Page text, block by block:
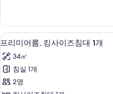
모
두
보
기
세
히
보
기
즈
침
대
1
개
사
위
트,
킹
이
즈
침
대
프
리
미
어
룸,
5
프리미어룸, 킹사이즈침대 1개
34㎡
침실 1개
2명